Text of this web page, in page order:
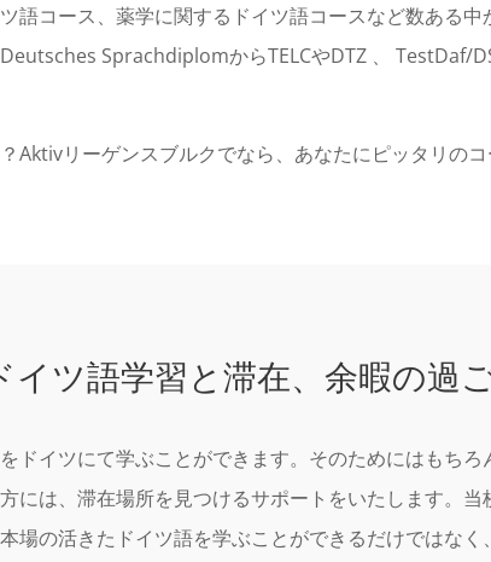
語コース、薬学に関するドイツ語コースなど数ある
SprachdiplomからTELCやDTZ 、 TestDaf/
Aktivリーゲンスブルクでなら、あなたにピッタリのコ
イツ語学習と滞在、余暇の過
ドイツにて学ぶことができます。そのためにはもち
には、滞在場所を見つけるサポートをいたします。
場の活きたドイツ語を学ぶことができるだけではな